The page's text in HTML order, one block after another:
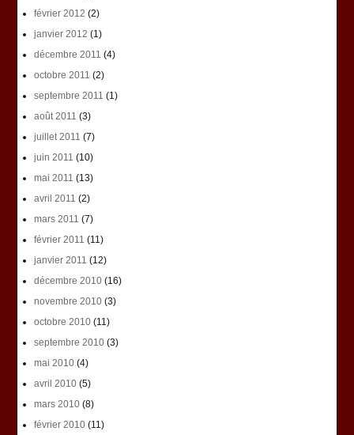
février 2012 (2)
janvier 2012 (1)
décembre 2011 (4)
octobre 2011 (2)
septembre 2011 (1)
août 2011 (3)
juillet 2011 (7)
juin 2011 (10)
mai 2011 (13)
avril 2011 (2)
mars 2011 (7)
février 2011 (11)
janvier 2011 (12)
décembre 2010(16)
novembre 2010(3)
octobre 2010(11)
septembre 2010(3)
mai 2010(4)
avril 2010(5)
mars 2010(8)
février 2010(11)